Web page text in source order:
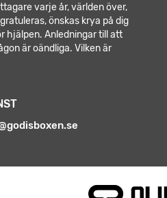
varje år, världen över,
önskas krya på dig
hjälpen. Anledningar till att
är oändliga. Vilken är